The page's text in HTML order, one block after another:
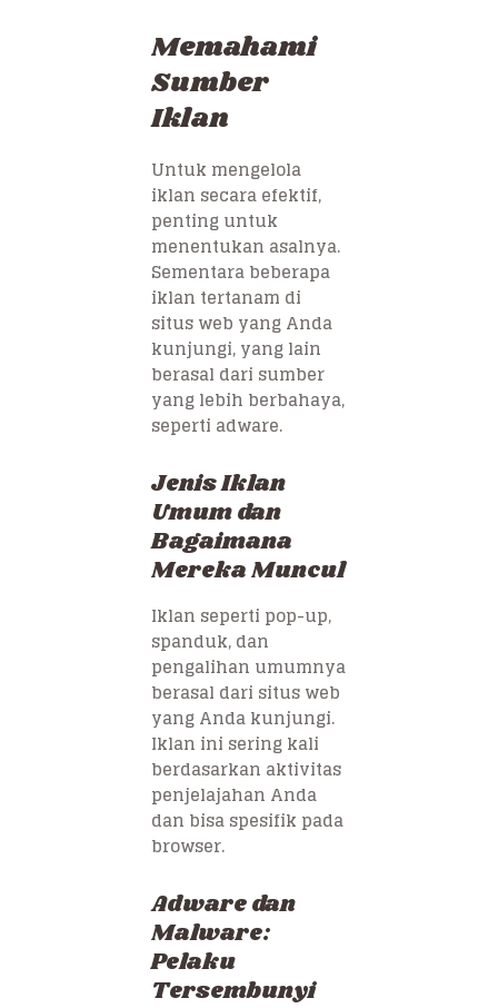
Memahami
Sumber
Iklan
Untuk mengelola
iklan secara efektif,
penting untuk
menentukan asalnya.
Sementara beberapa
iklan tertanam di
situs web yang Anda
kunjungi, yang lain
berasal dari sumber
yang lebih berbahaya,
seperti adware.
Jenis Iklan
Umum dan
Bagaimana
Mereka Muncul
Iklan seperti pop-up,
spanduk, dan
pengalihan umumnya
berasal dari situs web
yang Anda kunjungi.
Iklan ini sering kali
berdasarkan aktivitas
penjelajahan Anda
dan bisa spesifik pada
browser.
Adware dan
Malware:
Pelaku
Tersembunyi